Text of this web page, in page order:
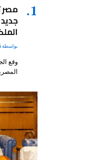
مصر
بواسطة6
وقع